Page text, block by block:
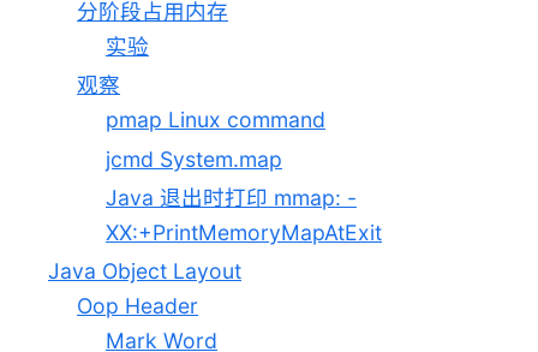
分阶段占用内存
实验
观察
pmap Linux command
jcmd System.map
Java 退出时打印 mmap: -
XX:+PrintMemoryMapAtExit
Java Object Layout
Oop Header
Mark Word